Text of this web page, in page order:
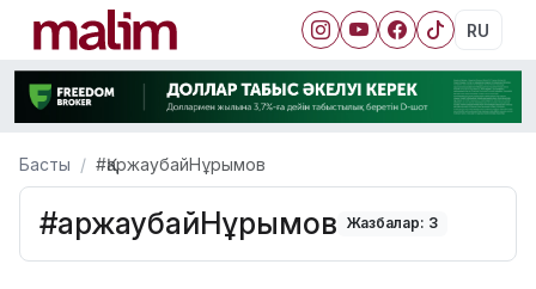
RU
Басты #ҚаржаубайНұрымов
#ҚаржаубайНұрымов Жазбалар: 3